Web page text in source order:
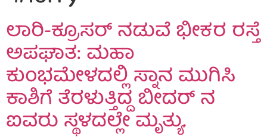
ಲಾರಿ-ಕ್ರೂಸರ್‌ ನಡುವೆ ಭೀಕರ ರಸ್ತೆ
ಅಪಘಾತ: ಮಹಾ
ಕುಂಭಮೇಳದಲ್ಲಿ ಸ್ನಾನ ಮುಗಿಸಿ
ಕಾಶಿಗೆ ತೆರಳುತ್ತಿದ್ದ ಬೀದರ್ ನ
ಐವರು ಸ್ಥಳದಲ್ಲೇ ಮೃತ್ಯು.